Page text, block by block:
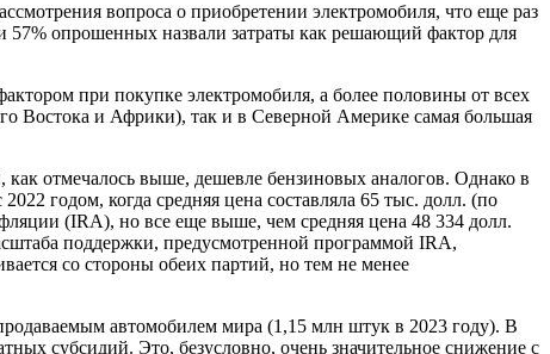
вопроса о приобретении электромобиля, что еще раз
опрошенных назвали затраты как решающий фактор для
при покупке электромобиля, а более половины от всех
Востока и Африки), так и в Северной Америке самая большая
отмечалось выше, дешевле бензиновых аналогов. Однако в
годом, когда средняя цена составляла 65 тыс. долл. (по
(IRA), но все еще выше, чем средняя цена 48 334 долл.
поддержки, предусмотренной программой IRA,
со стороны обеих партий, но тем не менее
автомобилем мира (1,15 млн штук в 2023 году). В
субсидий. Это, безусловно, очень значительное снижение с